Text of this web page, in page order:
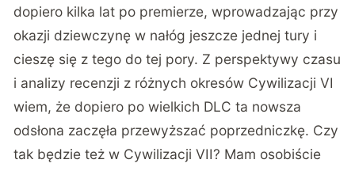
dopiero kilka lat po premierze, wprowadzając przy
okazji dziewczynę w nałóg jeszcze jednej tury i
cieszę się z tego do tej pory. Z perspektywy czasu
i analizy recenzji z różnych okresów Cywilizacji VI
wiem, że dopiero po wielkich DLC ta nowsza
odsłona zaczęła przewyższać poprzedniczkę. Czy
tak będzie też w Cywilizacji VII? Mam osobiście